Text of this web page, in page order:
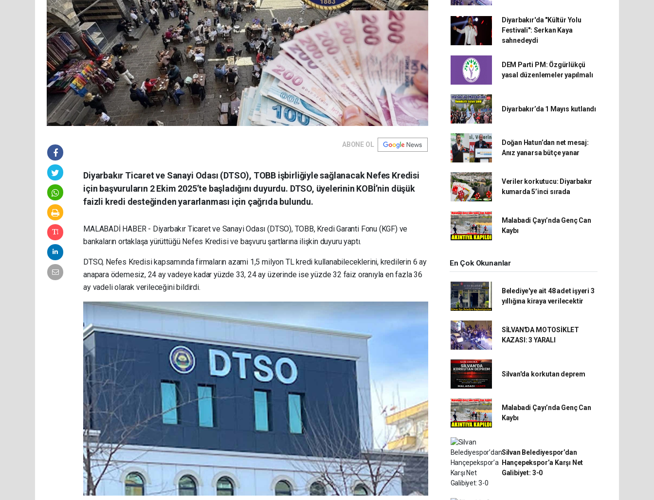
ABONE OL
Diyarbakır Ticaret ve Sanayi Odası (DTSO), TOBB işbirliğiyle sağlanacak Nefes Kredisi
için başvuruların 2 Ekim 2025’te başladığını duyurdu. DTSO, üyelerinin KOBİ’nin düşük
faizli kredi desteğinden yararlanması için çağrıda bulundu.
MALABADİ HABER - Diyarbakır Ticaret ve Sanayi Odası (DTSO), TOBB, Kredi Garanti Fonu (KGF) ve
bankaların ortaklaşa yürüttüğü Nefes Kredisi ve başvuru şartlarına ilişkin duyuru yaptı.
DTSO, Nefes Kredisi kapsamında firmaların azami 1,5 milyon TL kredi kullanabileceklerini, kredilerin 6 ay
anapara ödemesiz, 24 ay vadeye kadar yüzde 33, 24 ay üzerinde ise yüzde 32 faiz oranıyla en fazla 36
ay vadeli olarak verileceğini bildirdi.
Diyarbakır'da "Kültür Yolu
Festivali": Serkan Kaya
sahnedeydi
DEM Parti PM: Özgürlükçü
yasal düzenlemeler yapılmalı
Diyarbakır’da 1 Mayıs kutlandı
Doğan Hatun’dan net mesaj:
Anız yanarsa bütçe yanar
Veriler korkutucu: Diyarbakır
kumarda 5’inci sırada
Malabadi Çayı’nda Genç Can
Kaybı
En Çok Okunanlar
Belediye'ye ait 48 adet işyeri 3
yıllığına kiraya verilecektir
SİLVAN'DA MOTOSİKLET
KAZASI: 3 YARALI
Silvan'da korkutan deprem
Malabadi Çayı’nda Genç Can
Kaybı
Silvan Belediyespor’dan
Hançepekspor’a Karşı Net
Galibiyet: 3-0